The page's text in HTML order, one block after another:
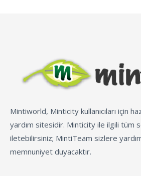
Mintiworld, Minticity kullanıcıları için
yardım sitesidir. Minticity ile ilgili tüm
iletebilirsiniz; MintiTeam sizlere
memnuniyet duyacaktır.